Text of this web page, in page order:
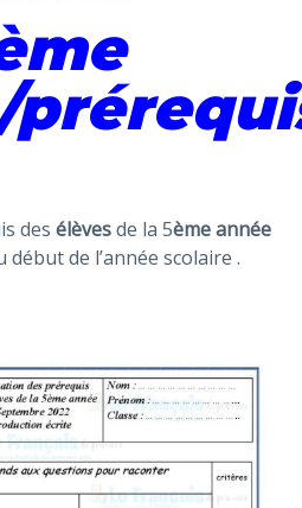
des élèvesde la 5ème année
début de l’année scolaire .